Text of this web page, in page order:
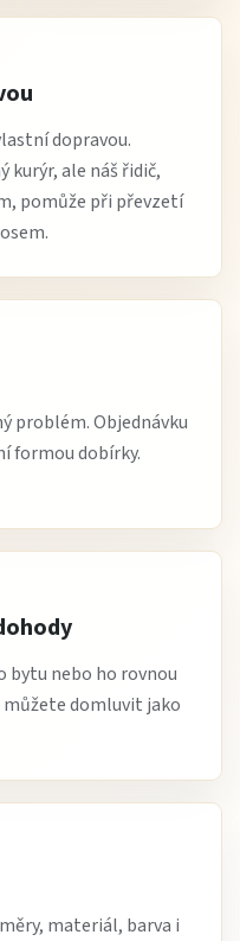
dopravou.
kurýr, ale náš řidič,
pomůže při převzetí
problém. Objednávku
formou dobírky.
bytu nebo ho rovnou
domluvit jako
materiál, barva i